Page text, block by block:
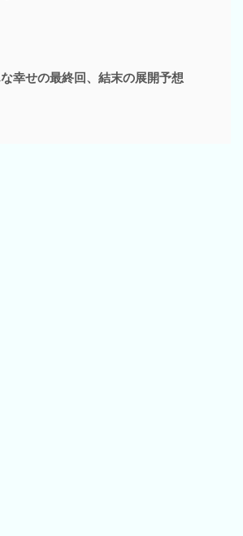
幸せの最終回、結末の展開予想